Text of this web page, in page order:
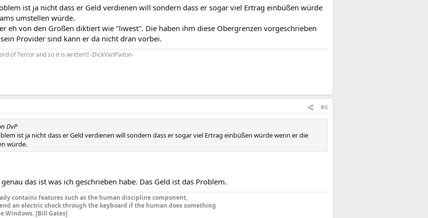
ist ja nicht dass er Geld verdienen will sondern dass er sogar viel Ertrag einbüßen würde
umstellen würde.
eh von den Großen diktiert wie "liwest". Die haben ihm diese Obergrenzen vorgeschrieben
Provider sind kann er da nicht dran vorbei.
of Terror and so it is written!! -DickVanPaiton-
#6
DvP
ist ja nicht dass er Geld verdienen will sondern dass er sogar viel Ertrag einbüßen würde wenn er die
würde.
das ist was ich geschrieben habe. Das Geld ist das Problem.
contains features such as the human discipline component,
an electric shock through the keyboard if the human does something
Windows. [Bill Gates]